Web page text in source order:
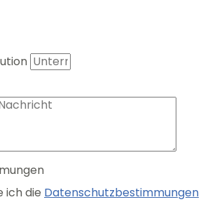
ich die Datenschutzbestimmungen